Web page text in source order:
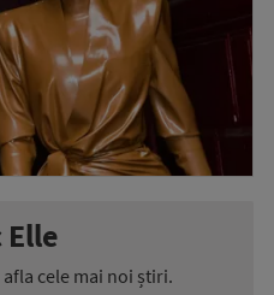
cele mai noi știri.